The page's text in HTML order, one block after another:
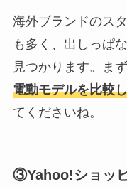
海外ブランドのス
も多く、出しっぱ
見つかります。ま
電動モデルを比較
てくださいね。
③Yahoo!ショッ